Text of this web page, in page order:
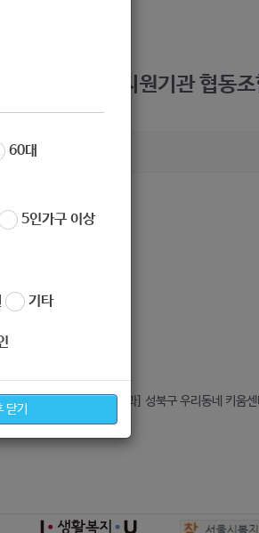
60대
5인가구 이상
기타
닫기
공무원 및 지원기관 협동
조회